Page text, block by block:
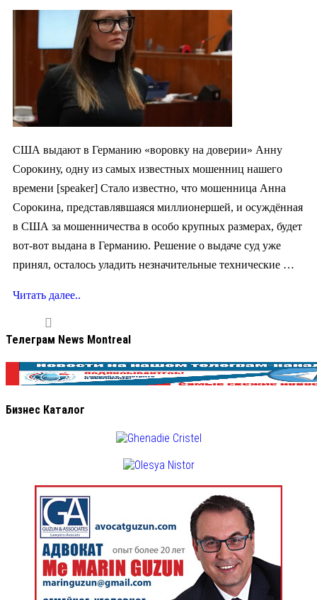
США выдают в Германию «воровку на доверии» Анну
Сорокину, одну из самых известных мошенниц нашего
времени [speaker] Стало известно, что мошенница Анна
Сорокина, представлявшаяся миллионершей, и осуждённая
в США за мошенничества в особо крупных размерах, будет
вот-вот выдана в Германию. Решение о выдаче суд уже
принял, осталось уладить незначительные технические …
Читать далее..
Телеграм News Montreal
Бизнес Каталог